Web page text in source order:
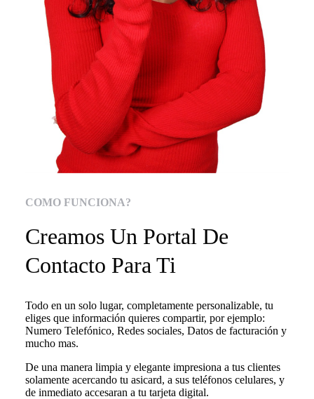
COMO FUNCIONA?
Creamos Un Portal De
Contacto Para Ti
Todo en un solo lugar, completamente personalizable, tu
eliges que información quieres compartir, por ejemplo:
Numero Telefónico, Redes sociales, Datos de facturación y
mucho mas.
De una manera limpia y elegante impresiona a tus clientes
solamente acercando tu asicard, a sus teléfonos celulares, y
de inmediato accesaran a tu tarjeta digital.